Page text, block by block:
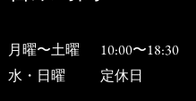
月曜〜土曜
​10:00〜18:30
水・日曜
​定休日